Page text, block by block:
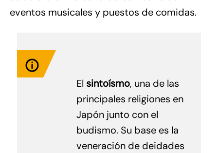
eventos musicales y puestos de comidas.
El sintoísmo, una de las
principales religiones en
Japón junto con el
budismo. Su base es la
veneración de deidades